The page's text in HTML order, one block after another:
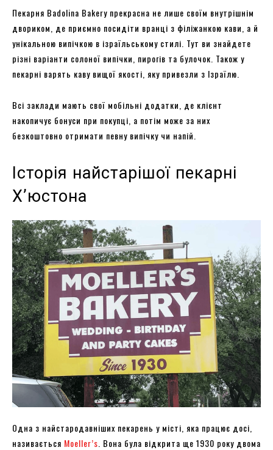
Пекарня Badolina Bakery прекрасна не лише своїм внутрішнім
двориком, де приємно посидіти вранці з філіжанкою кави, а й
унікальною випічкою в ізраїльському стилі. Тут ви знайдете
різні варіанти солоної випічки, пирогів та булочок. Також у
пекарні варять каву вищої якості, яку привезли з Ізраїлю.
Всі заклади мають свої мобільні додатки, де клієнт
накопичує бонуси при покупці, а потім може за них
безкоштовно отримати певну випічку чи напій.
Історія найстарішої пекарні
Х’юстона
Одна з найстародавніших пекарень у місті, яка працює досі,
називається Moeller’s . Вона була відкрита ще 1930 року двома